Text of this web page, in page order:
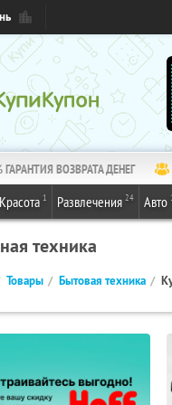
ГАРАНТИЯ ВОЗВРАТА ДЕНЕГ
Красота 1 Развлечения 24 Авто
техника
Товары Бытовая техника